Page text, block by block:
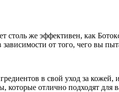
столь же эффективен, как
от того, чего вы
в свой уход за
которые отлично подходят для